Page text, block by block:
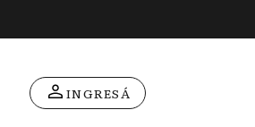
INGRESÁ